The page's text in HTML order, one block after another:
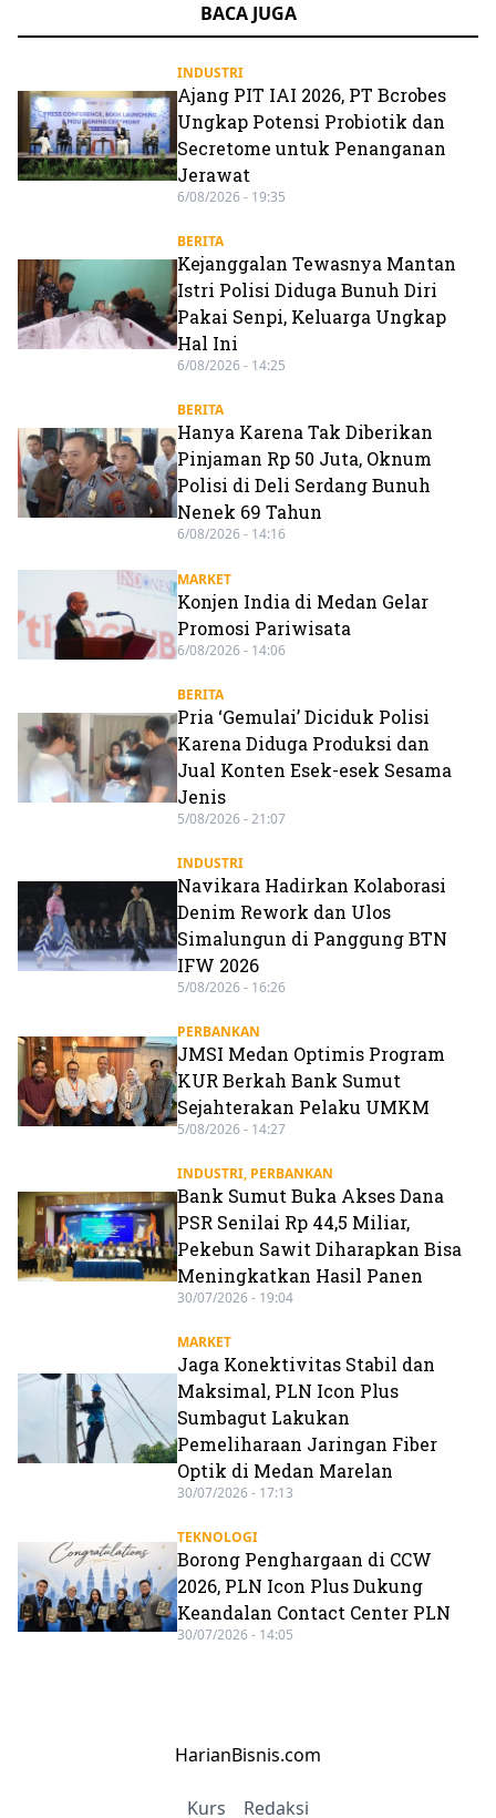
BACA JUGA
INDUSTRI
Ajang PIT IAI 2026, PT Bcrobes
Ungkap Potensi Probiotik dan
Secretome untuk Penanganan
Jerawat
6/08/2026 - 19:35
BERITA
Kejanggalan Tewasnya Mantan
Istri Polisi Diduga Bunuh Diri
Pakai Senpi, Keluarga Ungkap
Hal Ini
6/08/2026 - 14:25
BERITA
Hanya Karena Tak Diberikan
Pinjaman Rp 50 Juta, Oknum
Polisi di Deli Serdang Bunuh
Nenek 69 Tahun
6/08/2026 - 14:16
MARKET
Konjen India di Medan Gelar
Promosi Pariwisata
6/08/2026 - 14:06
BERITA
Pria ‘Gemulai’ Diciduk Polisi
Karena Diduga Produksi dan
Jual Konten Esek-esek Sesama
Jenis
5/08/2026 - 21:07
INDUSTRI
Navikara Hadirkan Kolaborasi
Denim Rework dan Ulos
Simalungun di Panggung BTN
IFW 2026
5/08/2026 - 16:26
PERBANKAN
JMSI Medan Optimis Program
KUR Berkah Bank Sumut
Sejahterakan Pelaku UMKM
5/08/2026 - 14:27
INDUSTRI, PERBANKAN
Bank Sumut Buka Akses Dana
PSR Senilai Rp 44,5 Miliar,
Pekebun Sawit Diharapkan Bisa
Meningkatkan Hasil Panen
30/07/2026 - 19:04
MARKET
Jaga Konektivitas Stabil dan
Maksimal, PLN Icon Plus
Sumbagut Lakukan
Pemeliharaan Jaringan Fiber
Optik di Medan Marelan
30/07/2026 - 17:13
TEKNOLOGI
Borong Penghargaan di CCW
2026, PLN Icon Plus Dukung
Keandalan Contact Center PLN
30/07/2026 - 14:05
HarianBisnis.com
Kurs Redaksi